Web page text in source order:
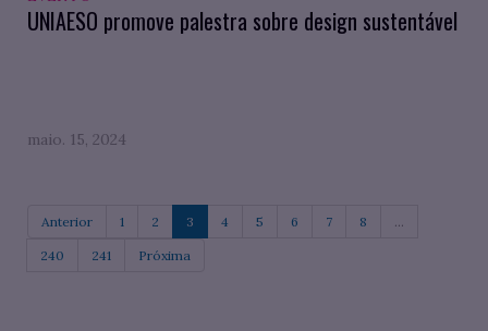
UNIAESO promove palestra sobre design sustentável
maio. 15, 2024
Anterior 1 2 3 4 5 6 7 8 ...
240 241 Próxima